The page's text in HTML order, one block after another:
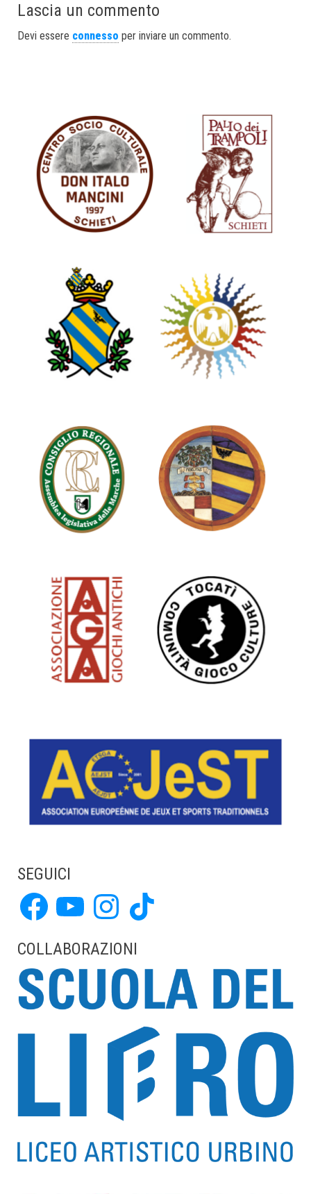
bo
ok
tt
er
ed
In
ail re
Lascia un commento
Devi essere connesso per inviare un commento.
SEGUICI
FacebookYouTube Instagram TikTok
COLLABORAZIONI